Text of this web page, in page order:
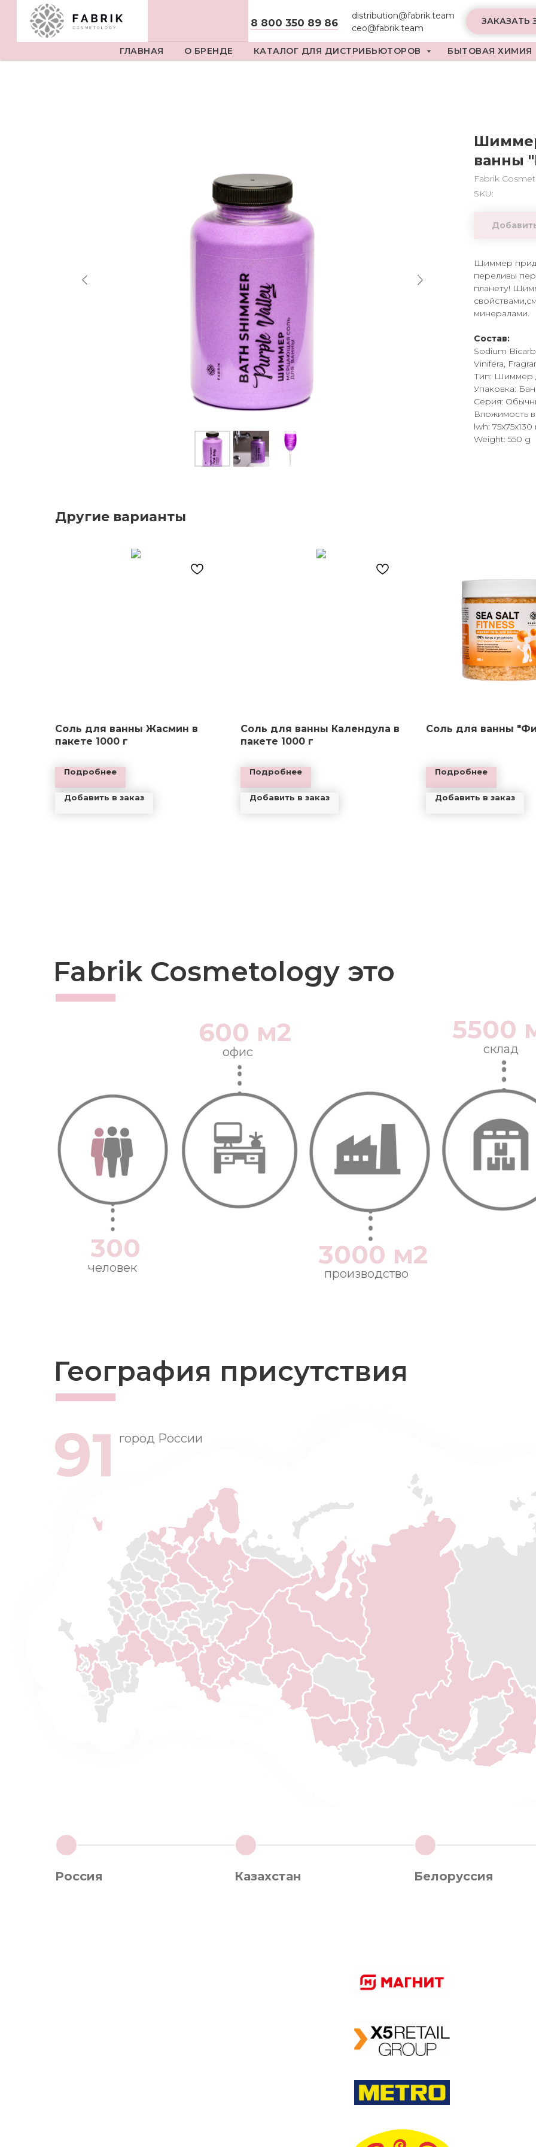
distribution@fabrik.team
ceo@fabrik.team
ЗАКАЗАТЬ
8 800 350 89 86
ГЛАВНАЯ О БРЕНДЕ КАТАЛОГ ДЛЯ ДИСТРИБЬЮТОРОВ БЫТОВАЯ ХИМИЯ
ванны
Fabrik
SKU:
Шиммер
переливы
планету!
минералами.
Состав:
Sodium
Vinifera,
Тип: Шиммер
Упаковка:
Серия:
Вложимость
lwh:
Weight: 550 g
Другие варианты
Соль для ванны Жасмин в
пакете 1000 г
Подробнее
Добавить в заказ
Соль для ванны Календула в
пакете 1000 г
Подробнее
Добавить в заказ
Соль для ванны
Подробнее
Добавить в заказ
300
человек
Fabrik Cosmetology это
600 м2
офис
3000 м2
производство
5500
склад
91 город России
География присутствия
Россия Казахстан Белоруссия